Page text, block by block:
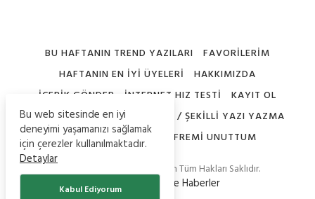
BU HAFTANIN TREND YAZILARI
FAVORILERIM
HAFTANIN EN İYI ÜYELERI
HAKKIMIZDA
İÇERIK GÖNDER
İNTERNET HIZ TESTI
KAYIT OL
NICK ŞEKILLERI – SEMBOLLERI / ŞEKILLI YAZI YAZMA
PROFILIMI DÜZENLE
ŞIFREMI UNUTTUM
© Copyright 2020, Teknoistan Tüm Hakları Saklıdır.
- ve Haberler
Bu web sitesinde en iyi
deneyimi yaşamanızı sağlamak
için çerezler kullanılmaktadır.
Detaylar
Kabul Ediyorum